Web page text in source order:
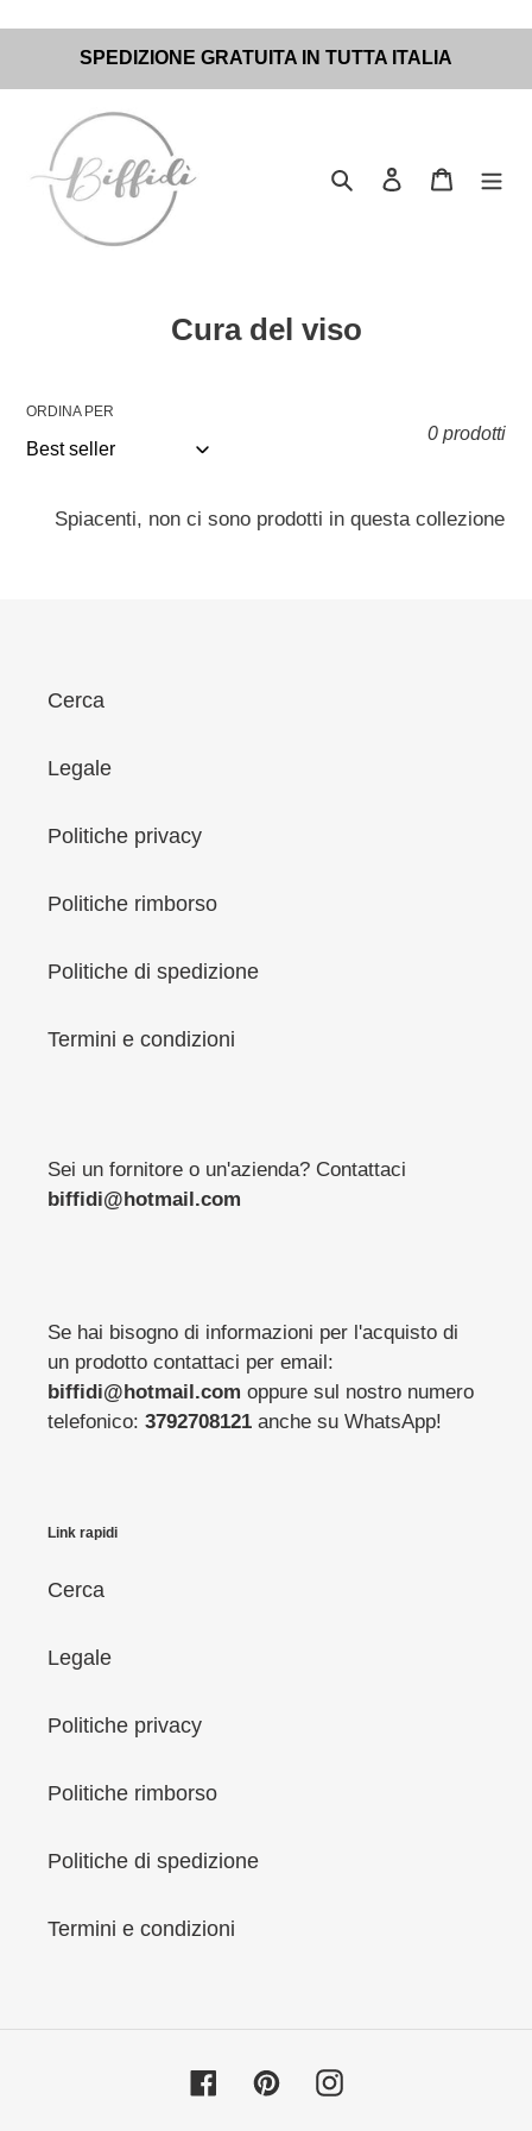
contenuti
SPEDIZIONE GRATUITA IN TUTTA ITALIA
Cerca Accedi Carrello
C
z
Cura del viso
ORDINA PER
0 prodotti
Spiacenti, non ci sono prodotti in questa collezione
Cerca
Legale
Politiche privacy
Politiche rimborso
Politiche di spedizione
Termini e condizioni
Sei un fornitore o un'azienda? Contattaci
biffidi@hotmail.com
Se hai bisogno di informazioni per l'acquisto di
un prodotto contattaci per email:
biffidi@hotmail.com oppure sul nostro numero
telefonico: 3792708121 anche su WhatsApp!
Link rapidi
Cerca
Legale
Politiche privacy
Politiche rimborso
Politiche di spedizione
Termini e condizioni
FacebookPinterestInstagram